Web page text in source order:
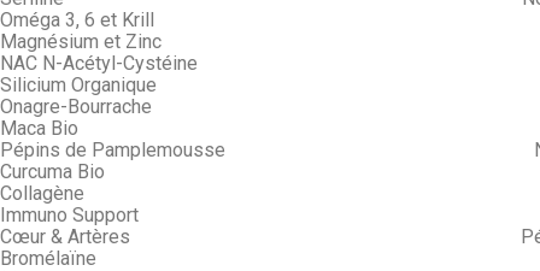
Oméga 3, 6 et Krill
Magnésium et Zinc
NAC N-Acétyl-Cystéine
Silicium Organique
Onagre-Bourrache
Maca Bio
Pépins de Pamplemousse
Curcuma Bio
Collagène
Immuno Support
Cœur & Artères
Bromélaïne